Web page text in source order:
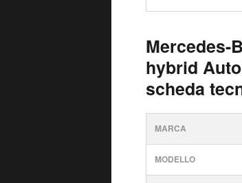
Mercedes-
hybrid
scheda
MARCA
MODELLO